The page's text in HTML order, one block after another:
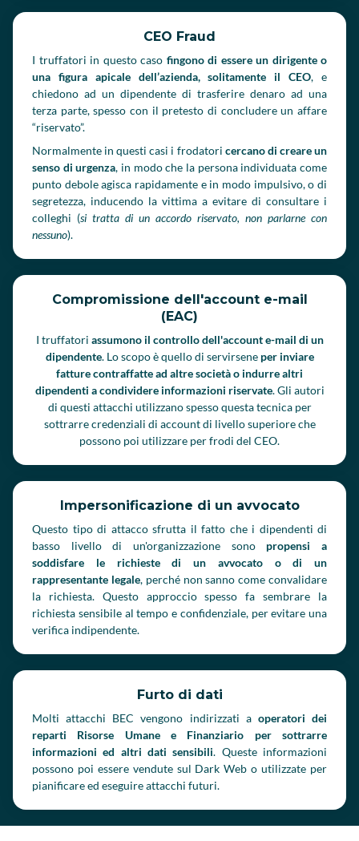
CEO Fraud
I truffatori in questo caso fingono di essere un dirigente o
una figura apicale dell’azienda, solitamente il CEO, e
chiedono ad un dipendente di trasferire denaro ad una
terza parte, spesso con il pretesto di concludere un affare
“riservato”.
Normalmente in questi casi i frodatori cercano di creare un
senso di urgenza, in modo che la persona individuata come
punto debole agisca rapidamente e in modo impulsivo, o di
segretezza, inducendo la vittima a evitare di consultare i
colleghi (si tratta di un accordo riservato, non parlarne con
nessuno).
Compromissione dell'account e-mail
(EAC)
I truffatori assumono il controllo dell'account e-mail di un
dipendente. Lo scopo è quello di servirsene per inviare
fatture contraffatte ad altre società o indurre altri
dipendenti a condividere informazioni riservate. Gli autori
di questi attacchi utilizzano spesso questa tecnica per
sottrarre credenziali di account di livello superiore che
possono poi utilizzare per frodi del CEO.
Impersonificazione di un avvocato
Questo tipo di attacco sfrutta il fatto che i dipendenti di
basso livello di un'organizzazione sono propensi a
soddisfare le richieste di un avvocato o di un
rappresentante legale, perché non sanno come convalidare
la richiesta. Questo approccio spesso fa sembrare la
richiesta sensibile al tempo e confidenziale, per evitare una
verifica indipendente.
Furto di dati
Molti attacchi BEC vengono indirizzati a operatori dei
reparti Risorse Umane e Finanziario per sottrarre
informazioni ed altri dati sensibili. Queste informazioni
possono poi essere vendute sul Dark Web o utilizzate per
pianificare ed eseguire attacchi futuri.